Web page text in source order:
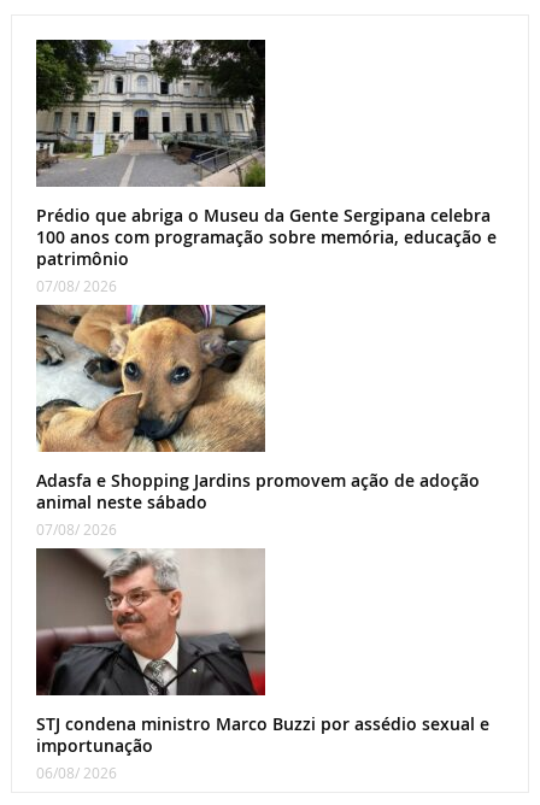
Prédio que abriga o Museu da Gente Sergipana celebra
100 anos com programação sobre memória, educação e
patrimônio
07/08/ 2026
Adasfa e Shopping Jardins promovem ação de adoção
animal neste sábado
07/08/ 2026
STJ condena ministro Marco Buzzi por assédio sexual e
importunação
06/08/ 2026